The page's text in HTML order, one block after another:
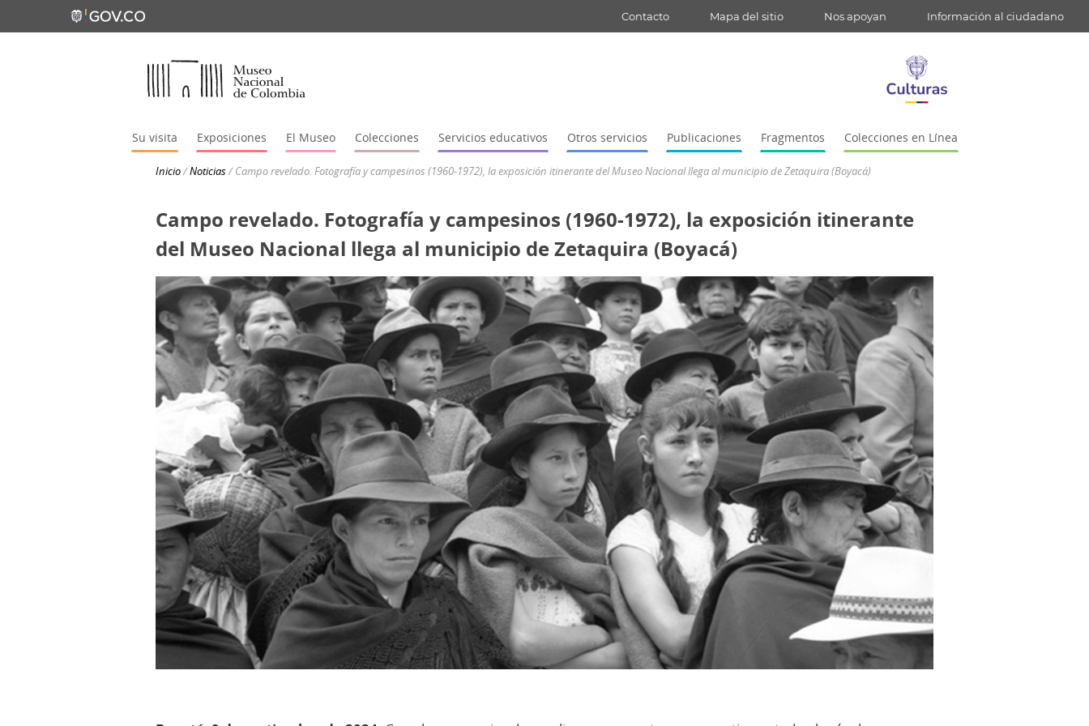
Contacto Mapa del sitio Nos apoyan Información al ciudadano
Su visita Exposiciones El Museo Colecciones Servicios educativos Otros servicios Publicaciones Fragmentos Colecciones en Línea
Inicio/Noticias/Campo revelado. Fotografía y campesinos (1960-1972), la exposición itinerante del Museo Nacional llega al municipio de Zetaquira (Boyacá)
Campo revelado. Fotografía y campesinos (1960-1972), la exposición itinerante
del Museo Nacional llega al municipio de Zetaquira (Boyacá)